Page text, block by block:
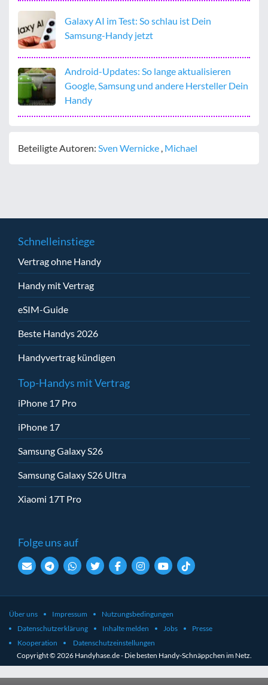
Galaxy AI im Test: So schlau ist Dein
Samsung-Handy jetzt
Android-Updates: So lange aktualisieren
Google, Samsung und andere Hersteller Dein
Handy
Beteiligte Autoren: Sven Wernicke , Michael
Schnelleinstiege
Vertrag ohne Handy
Handy mit Vertrag
eSIM-Guide
Beste Handys 2026
Handyvertrag kündigen
Top-Handys mit Vertrag
iPhone 17 Pro
iPhone 17
Samsung Galaxy S26
Samsung Galaxy S26 Ultra
Xiaomi 17T Pro
Folge uns auf
Über uns Impressum
Nutzungsbedingungen
Datenschutzerklärung
Inhalte melden Jobs
Presse
Kooperation
Datenschutzeinstellungen
Copyright © 2026 Handyhase.de - Die besten Handy-Schnäppchen im Netz.